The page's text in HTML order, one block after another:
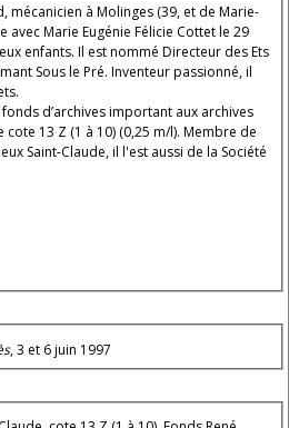
mécanicien à Molinges (39, et de Marie-
avec Marie Eugénie Félicie Cottet le 29
enfants. Il est nommé Directeur des Ets
Sous le Pré. Inventeur passionné, il
d’archives important aux archives
13 Z (1 à 10) (0,25 m/l). Membre de
Saint-Claude, il l'est aussi de la Société
, 3 et 6 juin 1997